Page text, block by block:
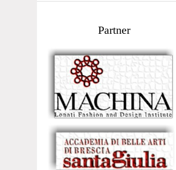
Partner